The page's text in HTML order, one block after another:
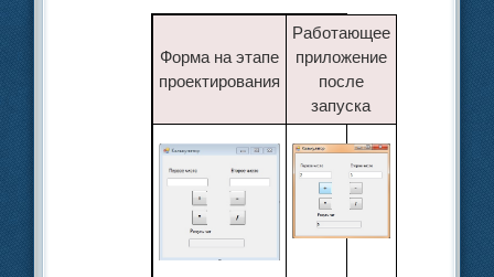
формы указано в поле
Color инспектора
объектов). Команда
BackColor := Control;
Сохранить изменения
в проекте.
Форма на этапе
проектирования
Работающее
приложение
после
запуска